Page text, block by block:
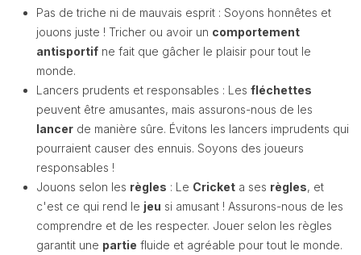
Pas de triche ni de mauvais esprit : Soyons honnêtes et
jouons juste ! Tricher ou avoir un comportement
antisportif ne fait que gâcher le plaisir pour tout le
monde.
Lancers prudents et responsables : Les fléchettes
peuvent être amusantes, mais assurons-nous de les
lancer de manière sûre. Évitons les lancers imprudents qui
pourraient causer des ennuis. Soyons des joueurs
responsables !
Jouons selon les règles : Le Cricket a ses règles, et
c'est ce qui rend le jeu si amusant ! Assurons-nous de les
comprendre et de les respecter. Jouer selon les règles
garantit une partie fluide et agréable pour tout le monde.